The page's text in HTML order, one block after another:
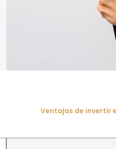
Ventajas de invertir